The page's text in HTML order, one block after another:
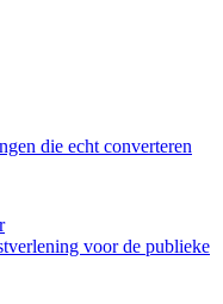
die echt converteren
voor de publieke